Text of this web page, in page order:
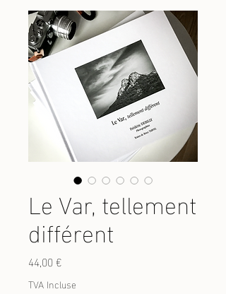
Le Var, tellement
différent
44,00 €Prix
TVA Incluse